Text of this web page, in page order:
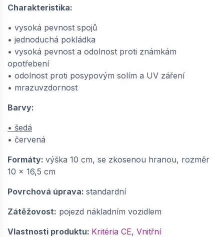
SEMMELROCK ÍČKO 10 / dlažba se zkosenou
hranou (skladba) 20x16,5x10 cm - šedá |
64865016
dodání do cca 6 týdnů
525,
Charakteristika:
• vysoká pevnost spojů
• jednoduchá pokládka
• vysoká pevnost a odolnost proti známkám
opotřebení
• odolnost proti posypovým solím a UV záření
• mrazuvzdornost
Barvy:
• šedá
• červená
Formáty: výška 10 cm, se zkosenou hranou, rozměr
10 x 16,5 cm
Povrchová úprava: standardní
Zátěžovost: pojezd nákladním vozidlem
Vlastnosti produktu: Kritéria CE, Vnitřní